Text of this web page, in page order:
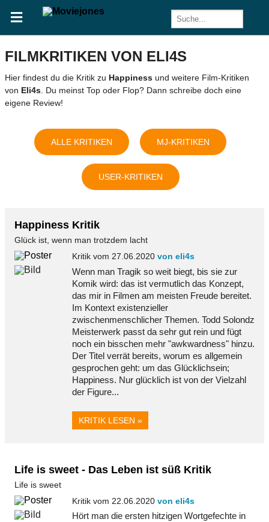
FILMKRITIKEN VON ELI4S
Hier findest du die Kritik zu Happiness und weitere Film-Kritiken
von Eli4s. Du meinst Top oder Flop? Dann schreibe doch eine
eigene Review!
ALLE KRITIKEN MJ-KRITIKEN
USER-KRITIKEN
Happiness Kritik
Glück ist, wenn man trotzdem lacht
Kritik vom 27.06.2020 von eli4s
Wenn man Tragik so weit biegt, bis sie zur
Komik wird: das ist vermutlich das Konzept,
das mir in Filmen am meisten Freude bereitet.
Im Kontext existenzieller
zwischenmenschlicher Themen. Todd Solondz
Meisterwerk passt da sehr gut rein und fügt
noch ein bisschen mehr "awkwardness" hinzu.
Der Titel verrät bereits, worum es allgemein
gesprochen geht: um das Glücklichsein;
Happiness. Nur glücklich ist von der Vielzahl
der Figure...
KRITIK LESEN »
Life is sweet - Das Leben ist süß Kritik
Life is sweet
Kritik vom 22.06.2020 von eli4s
Hört man die ersten hitzigen Wortgefechte in